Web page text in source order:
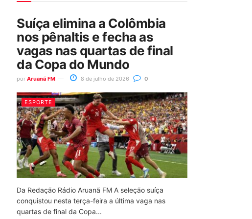
Suíça elimina a Colômbia
nos pênaltis e fecha as
vagas nas quartas de final
da Copa do Mundo
por Aruanã FM 8 de julho de 2026 0
ESPORTE
Da Redação Rádio Aruanã FM A seleção suíça
conquistou nesta terça-feira a última vaga nas
quartas de final da Copa...